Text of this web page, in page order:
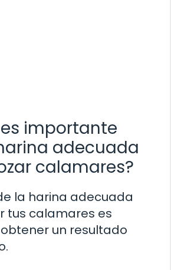
importante
adecuada
calamares?
la harina adecuada
tus calamares es
un resultado